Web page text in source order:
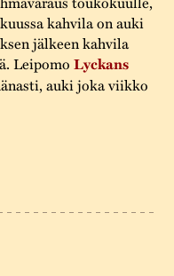
kahvila on auki
jälkeen kahvila
Leipomo Lyckans
auki joka viikko